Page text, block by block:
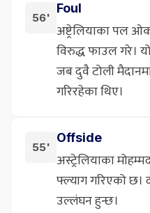
56'
Foul
अष्ट्रेलियाका पल
विरुद्ध फाउल गरे।
जब दुवै टोली
गरिरहेका थिए।
55'
Offside
अस्ट्रेलियाका
फ्ल्याग गरिएको छ।
उल्लंघन हुन्छ।